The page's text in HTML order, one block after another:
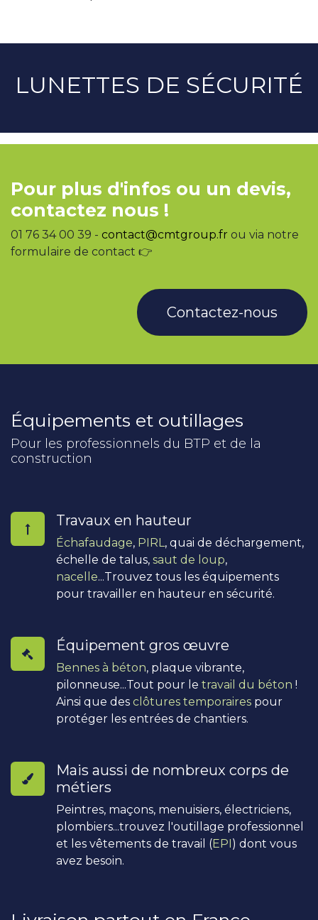
LUNETTES DE SÉCURITÉ
Pour plus d'infos ou un devis,
contactez nous !
01 76 34 00 39 - contact@cmtgroup.fr ou via notre
formulaire de contact 👉
Contactez-nous
Équipements et outillages
Pour les professionnels du BTP et de la
construction
Travaux en hauteur
Échafaudage, PIRL, quai de déchargement,
échelle de talus, saut de loup,
nacelle...Trouvez tous les équipements
pour travailler en hauteur en sécurité.
Équipement gros œuvre
Bennes à béton, plaque vibrante,
pilonneuse...Tout pour le travail du béton !
Ainsi que des clôtures temporaires pour
protéger les entrées de chantiers.
Mais aussi de nombreux corps de
métiers
Peintres, maçons, menuisiers, électriciens,
plombiers...trouvez l'outillage professionnel
et les vêtements de travail (EPI) dont vous
avez besoin.